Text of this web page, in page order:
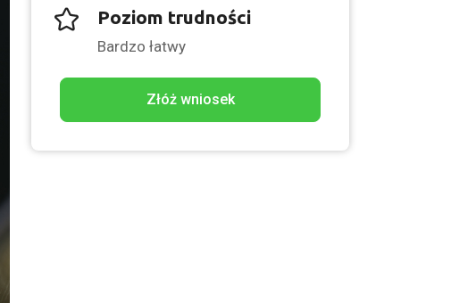
Poziom trudności
Bardzo łatwy
Złóż wniosek